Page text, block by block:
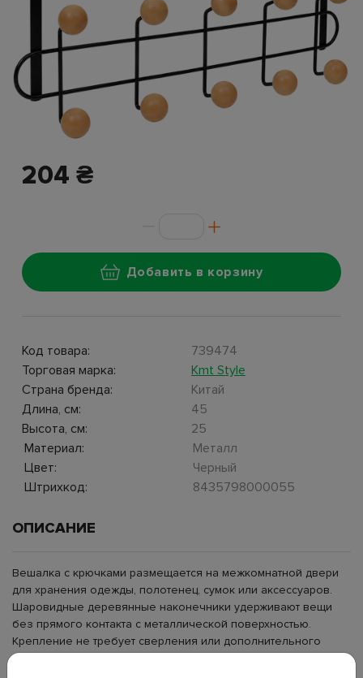
204 ₴
Добавить в корзину
Код товара:
739474
Торговая марка:
Kmt Style
Страна бренда:
Китай
Длина, см:
45
Высота, см:
25
Материал:
Металл
Цвет:
Черный
Штрихкод:
8435798000055
ОПИСАНИЕ
Вешалка с крючками размещается на межкомнатной двери
для хранения одежды, полотенец, сумок или аксессуаров.
Шаровидные деревянные наконечники удерживают вещи
без прямого контакта с металлической поверхностью.
Крепление не требует сверления или дополнительного
монтажа.